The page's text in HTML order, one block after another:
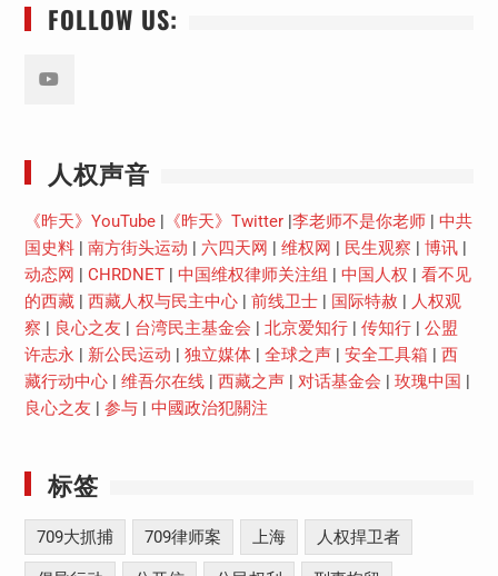
FOLLOW US:
人权声音
《昨天》YouTube| 《昨天》Twitter| 李老师不是你老师| 中共
国史料| 南方街头运动 六四天网 维权网 民生观察 博讯|
动态网
CHRDNET| 中国维权律师关注组 中国人权
看不见
的西藏| 西藏人权与民主中心| 前线卫士| 国际特赦
人权观
察
良心之友 台湾民主基金会 北京爱知行| 传知行| 公盟
许志永
新公民运动 独立媒体| 全球之声| 安全工具箱
西
藏行动中心| 维吾尔在线| 西藏之声| 对话基金会 玫瑰中国
良心之友
参与| 中國政治犯關注
标签
709大抓捕 709律师案 上海 人权捍卫者